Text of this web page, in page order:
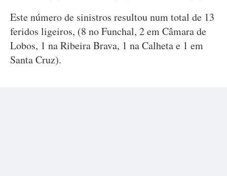
Este número de sinistros resultou num total de 13
feridos ligeiros, (8 no Funchal, 2 em Câmara de
Lobos, 1 na Ribeira Brava, 1 na Calheta e 1 em
Santa Cruz).